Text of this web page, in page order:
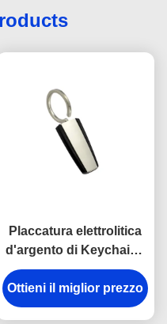
Placcatura elettrolitica
d'argento di Keychains
del portiere di plastica
del metallo dell'ABS del
trapezio
Ottieni il miglior prezzo